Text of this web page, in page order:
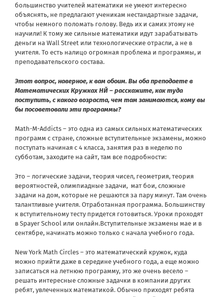
большинство учителей математики не умеют интересно
объяснять, не предлагают ученикам нестандартные задачи,
чтобы немного поломать голову. Bедь их и самих этому не
научили! К тому же сильные математики идут зарабатывать
деньги на Wall Street или технологические отрасли, а не в
учителя. То есть налицо огромная проблема и программы, и
преподавательского состава.
Этот вопрос, наверное, к вам обоим. Вы оба преподаете в
Математических Кружках НЙ – расскажите, как туда
поступить, с какого возраста, чем там занимаются, кому вы
бы посоветовали эти программы?
Math-M-Addicts – это одна из самых сильных математических
программ с стране, сложные вступительные экзамены, можно
поступать начиная с 4 класса, занятия раз в неделю по
субботам, заходите на сайт, там все подробности:
Это – логические задачи, теория чисел, геометрия, теория
вероятностей, олимпиадные задачи, мат бои, сложные
задачи на дом, которые не решаются за пару минут. Там очень
талантливые учителя. Отработанная программа. Большинству
к вступительному тесту придется готовиться. Уроки проходят
в Spayer School или онлайн.Вступительные экзамены мае и в
сентябре, начинать можно только с начала учебного года.
New York Math Circles – это математический кружок, куда
можно прийти даже в середине учебного года, а еще можно
записаться на летнюю программу, это же очень весело –
решать интересные сложные задачки в компании других
ребят, увлеченных математикой. Обычно приходят ребята